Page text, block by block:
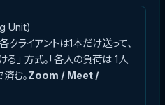
Unit)
クライアントは1本だけ送って、
」 方式。「各人の負荷は 1人
む。Zoom / Meet /